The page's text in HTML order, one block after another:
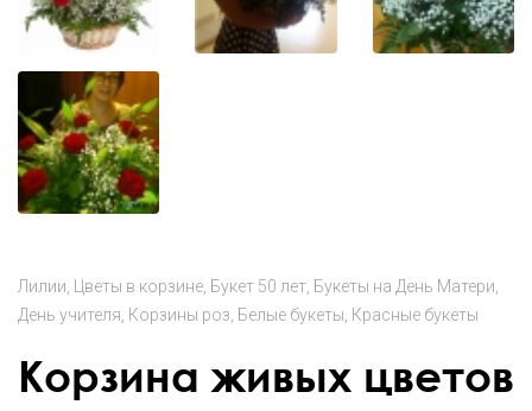
Лилии Цветы в корзине Букет 50 лет Букеты на День Матери
День учителя Корзины роз Белые букеты Красные букеты
Корзина живых цветов